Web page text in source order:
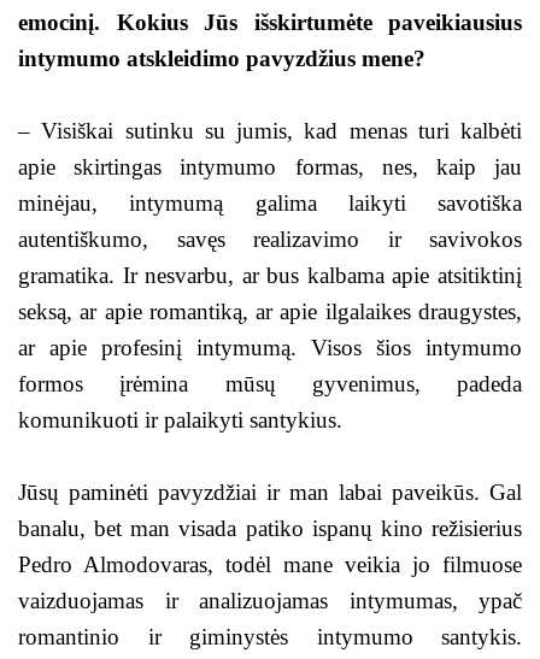
emocinį. Kokius Jūs išskirtumėte paveikiausius
intymumo atskleidimo pavyzdžius mene?
– Visiškai sutinku su jumis, kad menas turi kalbėti
apie skirtingas intymumo formas, nes, kaip jau
minėjau, intymumą galima laikyti savotiška
autentiškumo, savęs realizavimo ir savivokos
gramatika. Ir nesvarbu, ar bus kalbama apie atsitiktinį
seksą, ar apie romantiką, ar apie ilgalaikes draugystes,
ar apie profesinį intymumą. Visos šios intymumo
formos įrėmina mūsų gyvenimus, padeda
komunikuoti ir palaikyti santykius.
Jūsų paminėti pavyzdžiai ir man labai paveikūs. Gal
banalu, bet man visada patiko ispanų kino režisierius
Pedro Almodovaras, todėl mane veikia jo filmuose
vaizduojamas ir analizuojamas intymumas, ypač
romantinio ir giminystės intymumo santykis.